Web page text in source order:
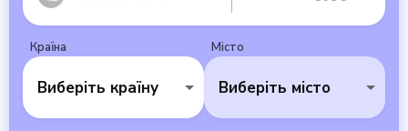
Країна
Виберіть країну
Місто
Виберіть місто